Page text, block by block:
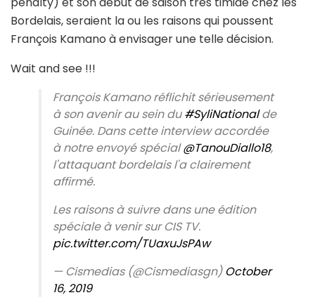
Bordelais, seraient la ou les raisons qui poussent
François Kamano à envisager une telle décision.
Wait and see !!!
François Kamano réflichit sérieusement
à son avenir au sein du#SyliNationalde
Guinée. Dans cette interview accordée
à notre envoyé spécial@TanouDiallo18,
l'attaquant bordelais l'a clairement
affirmé.
Les raisons à suivre dans une édition
spéciale à venir sur CIS TV.
pic.twitter.com/TUaxuJsPAw
— Cismedias (@Cismediasgn) October
16, 2019